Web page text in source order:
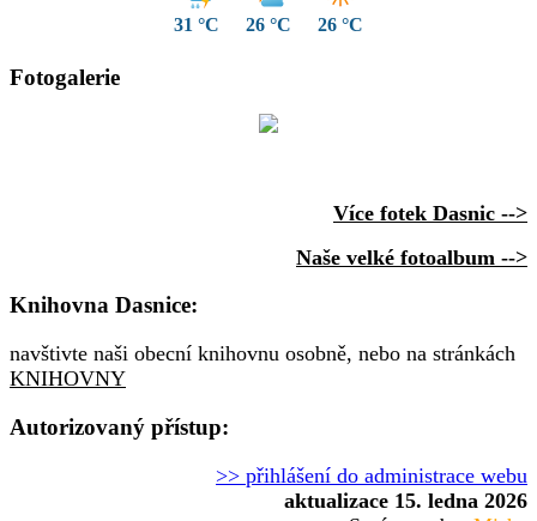
31 °C 26 °C 26 °C
Fotogalerie
Více fotek Dasnic -->
Naše velké fotoalbum -->
Knihovna Dasnice:
navštivte naši obecní knihovnu osobně, nebo na stránkách
KNIHOVNY
Autorizovaný přístup:
>> přihlášení do administrace webu
aktualizace 15. ledna 2026